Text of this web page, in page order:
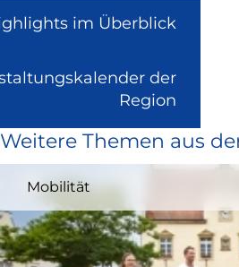
im Überblick
der
Region
extern
und
in
neuem
Weitere Themen aus
Mobilität